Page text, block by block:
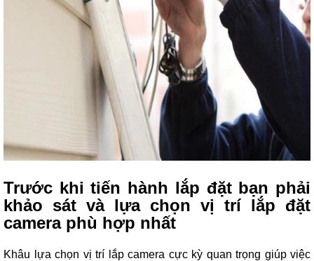
Trước khi tiến hành lắp đặt bạn phải
khảo sát và lựa chọn vị trí lắp đặt
camera phù hợp nhất
Khâu lựa chọn vị trí lắp camera cực kỳ quan trọng giúp việc